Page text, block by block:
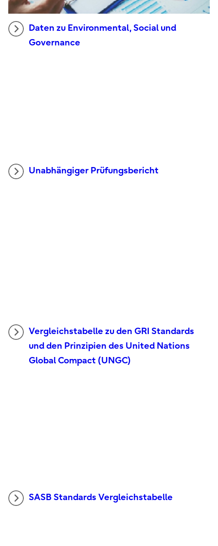
Daten zu Environmental, Social und
Governance
Unabhängiger Prüfungsbericht
Vergleichstabelle zu den GRI Standards
und den Prinzipien des United Nations
Global Compact (UNGC)